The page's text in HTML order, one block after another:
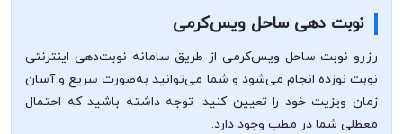
نوبت دهی ساحل ویس‌کرمی
رزرو نوبت ساحل ویس‌کرمی از طریق سامانه نوبت‌دهی اینترنتی
نوبت نوزده انجام می‌شود و شما می‌توانید به‌صورت سریع و آسان
زمان ویزیت خود را تعیین کنید. توجه داشته باشید که احتمال
معطلی شما در مطب وجود دارد.